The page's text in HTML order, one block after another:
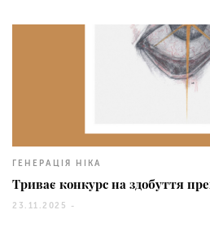
ГЕНЕРАЦІЯ НІКА
Триває конкурс на здобуття
23.11.2025 -